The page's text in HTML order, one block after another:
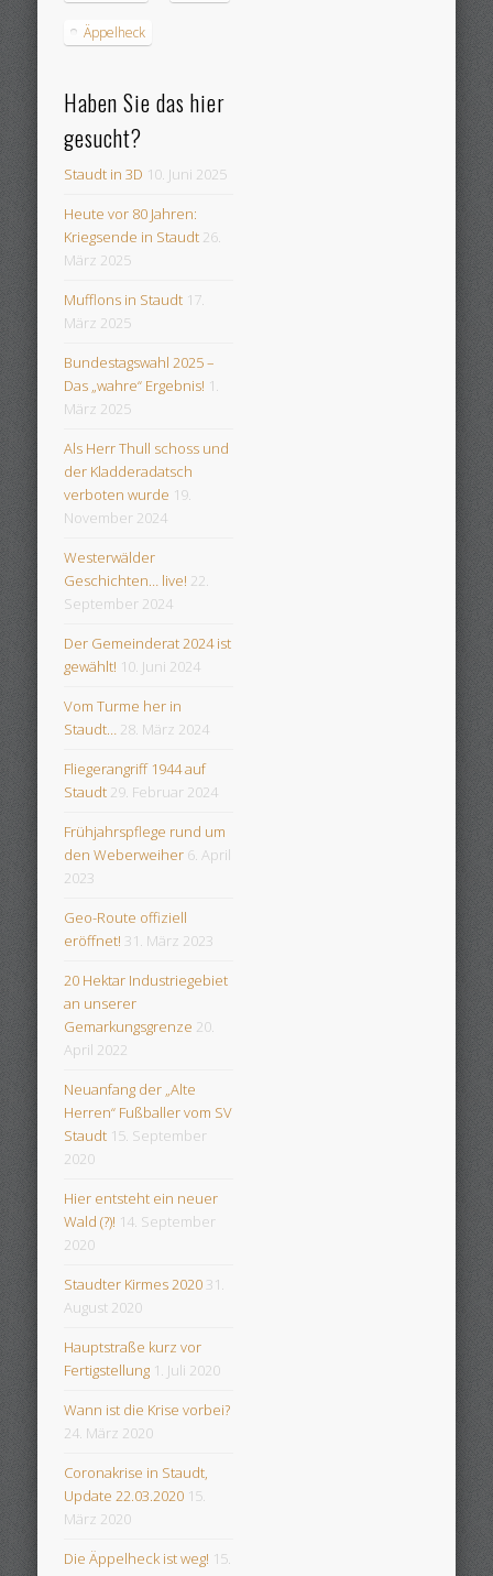
Äppelheck
Haben Sie das hier
gesucht?
Staudt in 3D 10. Juni 2025
Heute vor 80 Jahren:
Kriegsende in Staudt 26.
März 2025
Mufflons in Staudt 17.
März 2025
Bundestagswahl 2025 –
Das „wahre“ Ergebnis! 1.
März 2025
Als Herr Thull schoss und
der Kladderadatsch
verboten wurde 19.
November 2024
Westerwälder
Geschichten… live! 22.
September 2024
Der Gemeinderat 2024 ist
gewählt! 10. Juni 2024
Vom Turme her in
Staudt… 28. März 2024
Fliegerangriff 1944 auf
Staudt 29. Februar 2024
Frühjahrspflege rund um
den Weberweiher 6. April
2023
Geo-Route offiziell
eröffnet! 31. März 2023
20 Hektar Industriegebiet
an unserer
Gemarkungsgrenze 20.
April 2022
Neuanfang der „Alte
Herren“ Fußballer vom SV
Staudt 15. September
2020
Hier entsteht ein neuer
Wald (?)! 14. September
2020
Staudter Kirmes 2020 31.
August 2020
Hauptstraße kurz vor
Fertigstellung 1. Juli 2020
Wann ist die Krise vorbei?
24. März 2020
Coronakrise in Staudt,
Update 22.03.2020 15.
März 2020
Die Äppelheck ist weg! 15.